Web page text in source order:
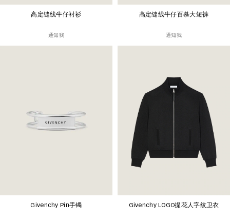
高定缝线牛仔衬衫
通知我
高定缝线牛仔百慕大短裤
通知我
Givenchy Pin手镯 Givenchy LOGO提花人字纹卫衣